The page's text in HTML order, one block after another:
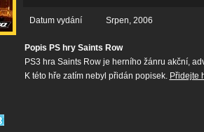
Datum vydání Srpen, 2006
Popis PS hry Saints Row
PS3 hra Saints Row je herního žánru akční,
K této hře zatím nebyl přidán popisek. Přidejte